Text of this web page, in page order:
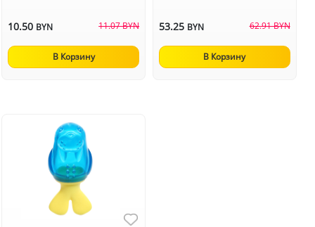
10.50 BYN 11.07 BYN
В Корзину
53.25 BYN 62.91 BYN
В Корзину